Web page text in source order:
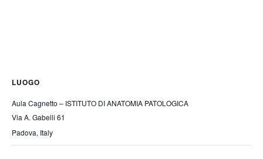
LUOGO
Aula Cagnetto – ISTITUTO DI ANATOMIA PATOLOGICA
Via A. Gabelli 61
Padova, Italy